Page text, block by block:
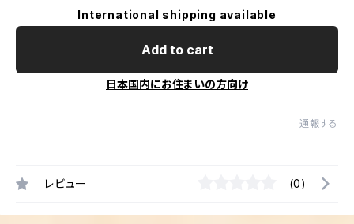
International shipping available
Add to cart
日本国内にお住まいの方向け
通報する
レビュー (0)